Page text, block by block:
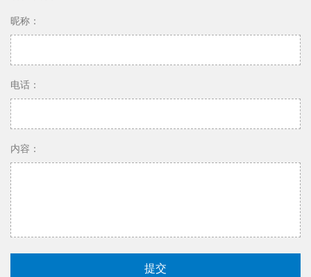
昵称：
电话：
内容：
提交